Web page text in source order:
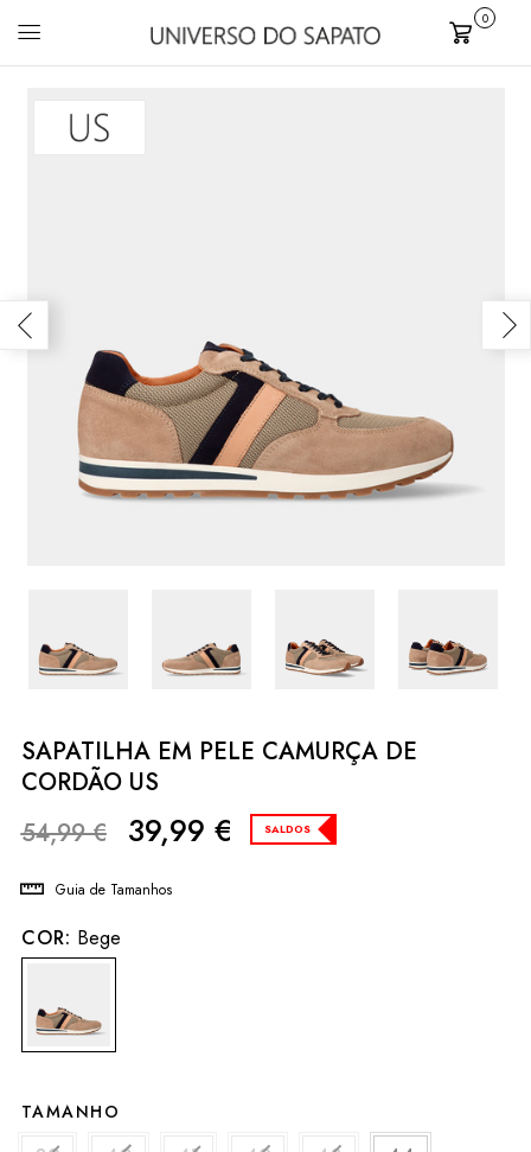
Carrinho
0
SAPATILHA EM PELE CAMURÇA DE
CORDÃO US
54,99€ 39,99 € SALDOS
Guia de Tamanhos
COR: Bege
TAMANHO